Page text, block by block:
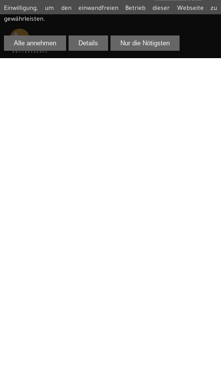
Kontakt
Einwilligung, um den einwandfreien Betrieb dieser Webseite zu
gewährleisten.
Alle annehmen Details Nur die Nötigsten